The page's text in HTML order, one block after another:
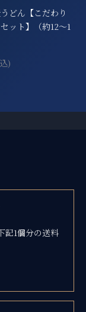
どん【こだわり
ット】（約12～1
)
記1個分の送料